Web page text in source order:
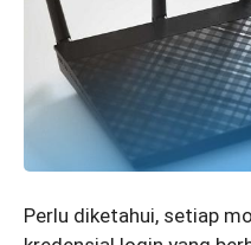
Perlu diketahui, setiap